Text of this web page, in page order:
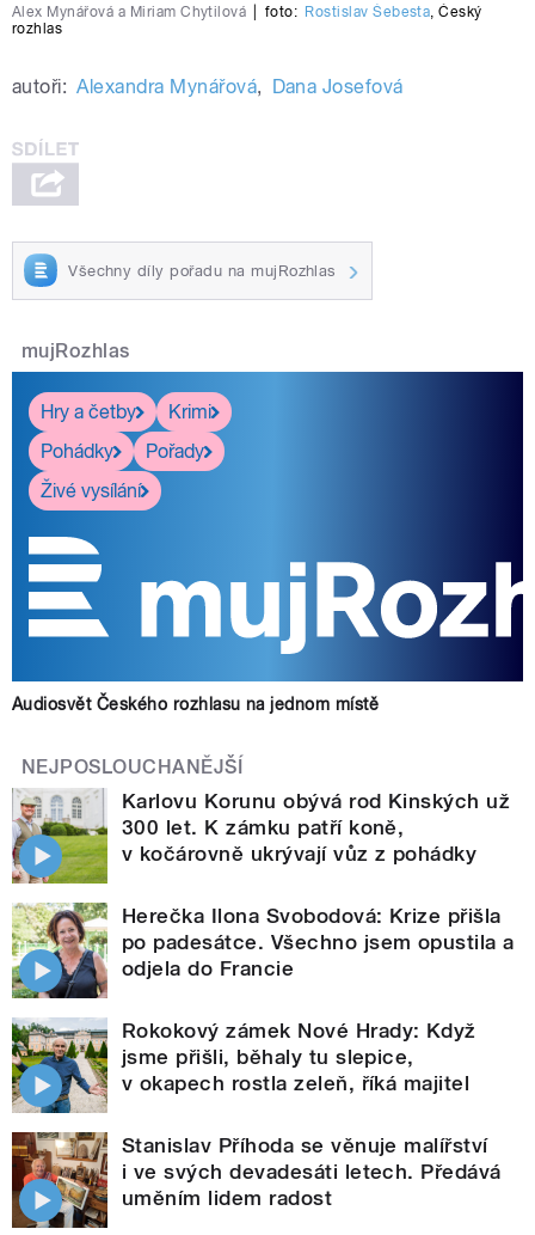
Alex Mynářová a Miriam Chytilová foto: Rostislav Šebesta,Český
rozhlas
autoři: Alexandra Mynářová, Dana Josefová
Všechny díly pořadu na mujRozhlas
mujRozhlas
Hry a četby
Krimi
Pohádky
Pořady
Živé vysílání
Audiosvět Českého rozhlasu na jednom místě
NEJPOSLOUCHANĚJŠÍ
Karlovu Korunu obývá rod Kinských už
300 let. K zámku patří koně,
v kočárovně ukrývají vůz z pohádky
Herečka Ilona Svobodová: Krize přišla
po padesátce. Všechno jsem opustila a
odjela do Francie
Rokokový zámek Nové Hrady: Když
jsme přišli, běhaly tu slepice,
v okapech rostla zeleň, říká majitel
Stanislav Příhoda se věnuje malířství
i ve svých devadesáti letech. Předává
uměním lidem radost